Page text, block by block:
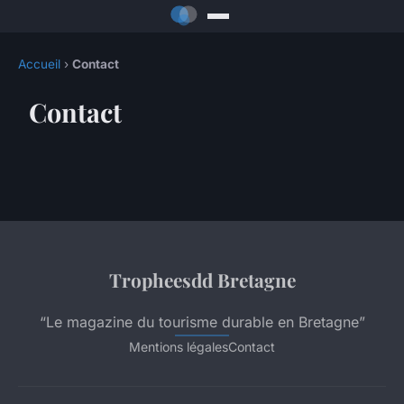
Accueil › Contact
Contact
Tropheesdd Bretagne
“Le magazine du tourisme durable en Bretagne”
Mentions légalesContact